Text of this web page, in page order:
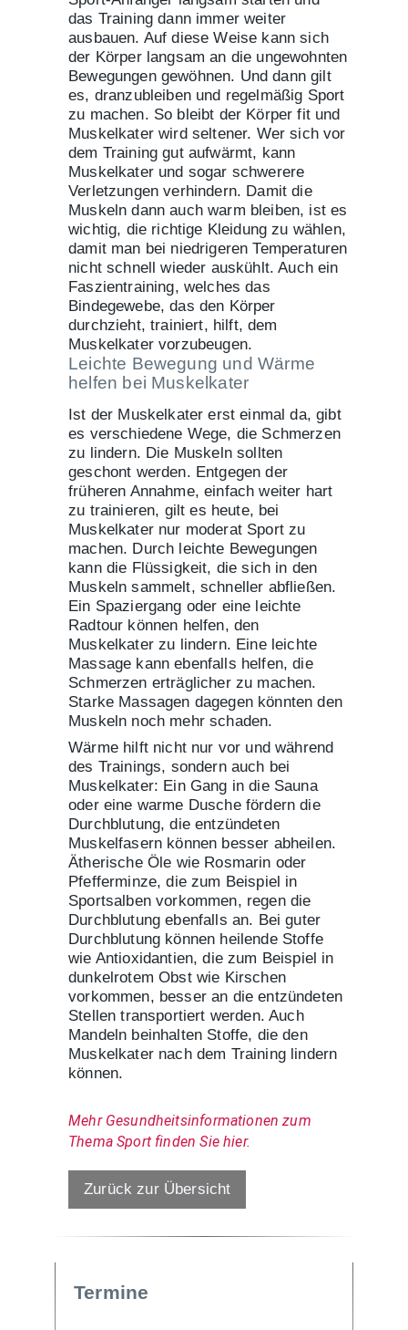
Zurück zur Übersicht
das Training dann immer weiter
ausbauen. Auf diese Weise kann sich
der Körper langsam an die ungewohnten
Bewegungen gewöhnen. Und dann gilt
es, dranzubleiben und regelmäßig Sport
zu machen. So bleibt der Körper fit und
Muskelkater wird seltener. Wer sich vor
dem Training gut aufwärmt, kann
Muskelkater und sogar schwerere
Verletzungen verhindern. Damit die
Muskeln dann auch warm bleiben, ist es
wichtig, die richtige Kleidung zu wählen,
damit man bei niedrigeren Temperaturen
nicht schnell wieder auskühlt. Auch ein
Faszientraining, welches das
Bindegewebe, das den Körper
durchzieht, trainiert, hilft, dem
Muskelkater vorzubeugen.
Leichte Bewegung und Wärme
helfen bei Muskelkater
Ist der Muskelkater erst einmal da, gibt
es verschiedene Wege, die Schmerzen
zu lindern. Die Muskeln sollten
geschont werden. Entgegen der
früheren Annahme, einfach weiter hart
zu trainieren, gilt es heute, bei
Muskelkater nur moderat Sport zu
machen. Durch leichte Bewegungen
kann die Flüssigkeit, die sich in den
Muskeln sammelt, schneller abfließen.
Ein Spaziergang oder eine leichte
Radtour können helfen, den
Muskelkater zu lindern. Eine leichte
Massage kann ebenfalls helfen, die
Schmerzen erträglicher zu machen.
Starke Massagen dagegen könnten den
Muskeln noch mehr schaden.
Wärme hilft nicht nur vor und während
des Trainings, sondern auch bei
Muskelkater: Ein Gang in die Sauna
oder eine warme Dusche fördern die
Durchblutung, die entzündeten
Muskelfasern können besser abheilen.
Ätherische Öle wie Rosmarin oder
Pfefferminze, die zum Beispiel in
Sportsalben vorkommen, regen die
Durchblutung ebenfalls an. Bei guter
Durchblutung können heilende Stoffe
wie Antioxidantien, die zum Beispiel in
dunkelrotem Obst wie Kirschen
vorkommen, besser an die entzündeten
Stellen transportiert werden. Auch
Mandeln beinhalten Stoffe, die den
Muskelkater nach dem Training lindern
können.
Mehr Gesundheitsinformationen zum
Thema Sport finden Sie hier.
Termine